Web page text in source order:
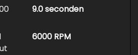
9.0 seconden
6000 RPM